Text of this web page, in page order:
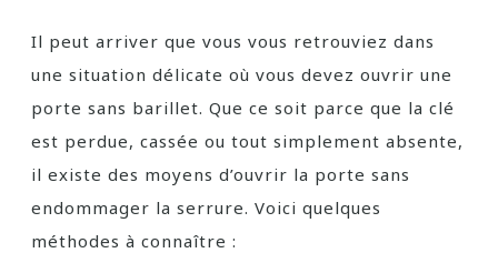
Il peut arriver que vous vous retrouviez dans
une situation délicate où vous devez ouvrir une
porte sans barillet. Que ce soit parce que la clé
est perdue, cassée ou tout simplement absente,
il existe des moyens d’ouvrir la porte sans
endommager la serrure. Voici quelques
méthodes à connaître :